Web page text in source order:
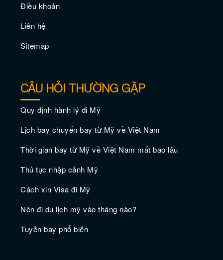
Thưởng thức món sushi ngon nhất ở Los
Angeles
Khám phá Los Angeles vào tháng 11
Điều khoản
Liên hệ
Sitemap
CÂU HỎI THƯỜNG GẶP
Quy định hành lý đi Mỹ
Lịch bay chuyến bay từ Mỹ về Việt Nam
Thời gian bay từ Mỹ về Việt Nam mất bao lâu
Thủ tục nhập cảnh Mỹ
Cách xin Visa đi Mỹ
Nên đi du lịch mỹ vào tháng nào?
Tuyến bay phổ biến